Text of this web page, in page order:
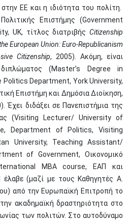
ΕΕ και η ιδιότητα του πολίτη.
Επιστήμης (Government
UK, τίτλος διατριβής Citizenship
European Union: Euro-Republicanism
Citizenship, 2005). Ακόμη, είναι
(Master’s Degree in
Department, York University,
Επιστήμη και Δημόσια Διοίκηση,
Έχει διδάξει σε Πανεπιστήμια της
(Visiting Lecturer/ University of
Department of Politics, Visiting
University, Teaching Assistant/
of Government, Οικονομικό
MBA course, ΕΑΠ και
(μαζί με τους Καθηγητές Α.
από την Ευρωπαϊκή Επιτροπή το
ακαδημαϊκή δραστηριότητα στο
των πολιτών. Στο αυτοδύναμο